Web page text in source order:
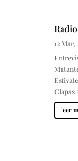
12 Mar,
Clapas
leer